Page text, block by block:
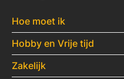
Hoe moet ik
Hobby en Vrije tijd
Zakelijk